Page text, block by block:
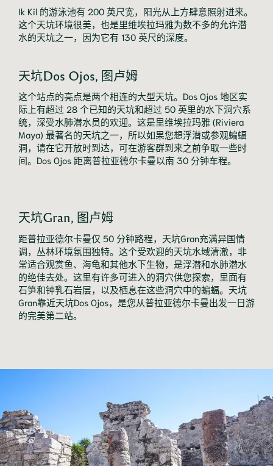
Ik Kil 的游泳池有 200 英尺宽，阳光从上方肆意照射进来。
这个天坑环境很美，也是里维埃拉玛雅为数不多的允许潜
水的天坑之一，因为它有 130 英尺的深度。
天坑Dos Ojos, 图卢姆
这个站点的亮点是两个相连的大型天坑。Dos Ojos 地区实
际上有超过 28 个已知的天坑和超过 50 英里的水下洞穴系
统，深受水肺潜水员的欢迎。这是里维埃拉玛雅 (Riviera
Maya) 最著名的天坑之一，所以如果您想浮潜或参观蝙蝠
洞，请在它开放时到达，可在游客群到来之前争取一些时
间。Dos Ojos 距离普拉亚德尔卡曼以南 30 分钟车程。
天坑Gran, 图卢姆
距普拉亚德尔卡曼仅 50 分钟路程，天坑Gran充满异国情
调，丛林环境氛围独特。这个受欢迎的天坑水域清澈，非
常适合观赏鱼、海龟和其他水下生物，是浮潜和水肺潜水
的绝佳去处。这里有许多可进入的洞穴供您探索，里面有
石笋和钟乳石岩层，以及栖息在这些洞穴中的蝙蝠。天坑
Gran靠近天坑Dos Ojos，是您从普拉亚德尔卡曼出发一日游
的完美第二站。